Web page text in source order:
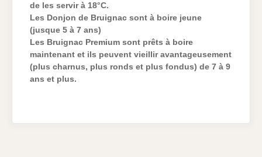
de les servir à 18°C.
Les Donjon de Bruignac sont à boire jeune
(jusque 5 à 7 ans)
Les Bruignac Premium sont prêts à boire
maintenant et ils peuvent vieillir avantageusement
(plus charnus, plus ronds et plus fondus) de 7 à 9
ans et plus.